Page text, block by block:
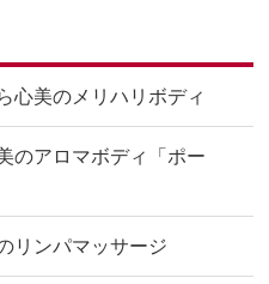
心美のメリハリボディ
のアロマボディ「ポー
リンパマッサージ